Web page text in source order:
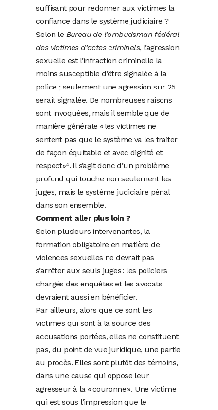
suffisant pour redonner aux victimes la
confiance dans le système judiciaire ?
Selon le Bureau de l’ombudsman fédéral
des victimes d’actes criminels, l’agression
sexuelle est l’infraction criminelle la
moins susceptible d’être signalée à la
police ; seulement une agression sur 25
serait signalée. De nombreuses raisons
sont invoquées, mais il semble que de
manière générale « les victimes ne
sentent pas que le système va les traiter
de façon équitable et avec dignité et
respect»⁴. Il s’agit donc d’un problème
profond qui touche non seulement les
juges, mais le système judiciaire pénal
dans son ensemble.
Comment aller plus loin ?
Selon plusieurs intervenantes, la
formation obligatoire en matière de
violences sexuelles ne devrait pas
s’arrêter aux seuls juges : les policiers
chargés des enquêtes et les avocats
devraient aussi en bénéficier.
Par ailleurs, alors que ce sont les
victimes qui sont à la source des
accusations portées, elles ne constituent
pas, du point de vue juridique, une partie
au procès. Elles sont plutôt des témoins,
dans une cause qui oppose leur
agresseur à la « couronne ». Une victime
qui est sous l’impression que le